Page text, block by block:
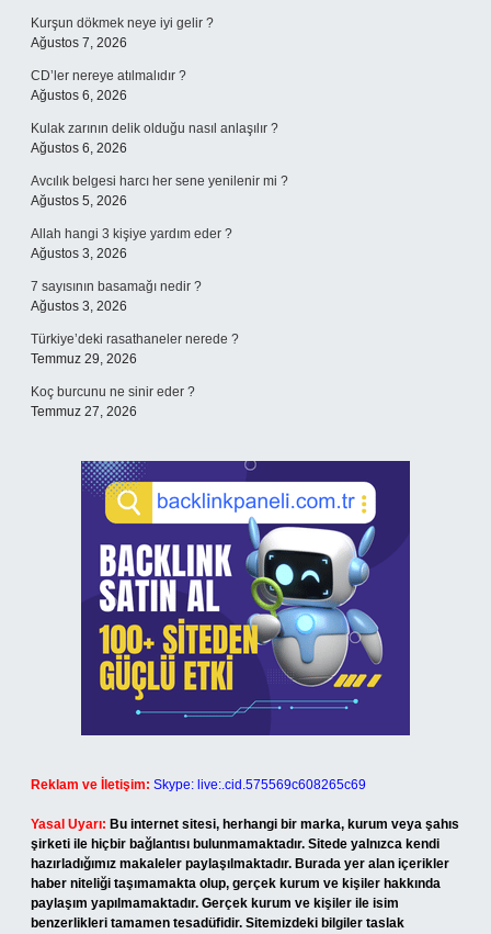
Kurşun dökmek neye iyi gelir ?
Ağustos 7, 2026
CD’ler nereye atılmalıdır ?
Ağustos 6, 2026
Kulak zarının delik olduğu nasıl anlaşılır ?
Ağustos 6, 2026
Avcılık belgesi harcı her sene yenilenir mi ?
Ağustos 5, 2026
Allah hangi 3 kişiye yardım eder ?
Ağustos 3, 2026
7 sayısının basamağı nedir ?
Ağustos 3, 2026
Türkiye’deki rasathaneler nerede ?
Temmuz 29, 2026
Koç burcunu ne sinir eder ?
Temmuz 27, 2026
Reklam ve İletişim: Skype: live:.cid.575569c608265c69
Yasal Uyarı: Bu internet sitesi, herhangi bir marka, kurum veya şahıs
şirketi ile hiçbir bağlantısı bulunmamaktadır. Sitede yalnızca kendi
hazırladığımız makaleler paylaşılmaktadır. Burada yer alan içerikler
haber niteliği taşımamakta olup, gerçek kurum ve kişiler hakkında
paylaşım yapılmamaktadır. Gerçek kurum ve kişiler ile isim
benzerlikleri tamamen tesadüfidir. Sitemizdeki bilgiler taslak